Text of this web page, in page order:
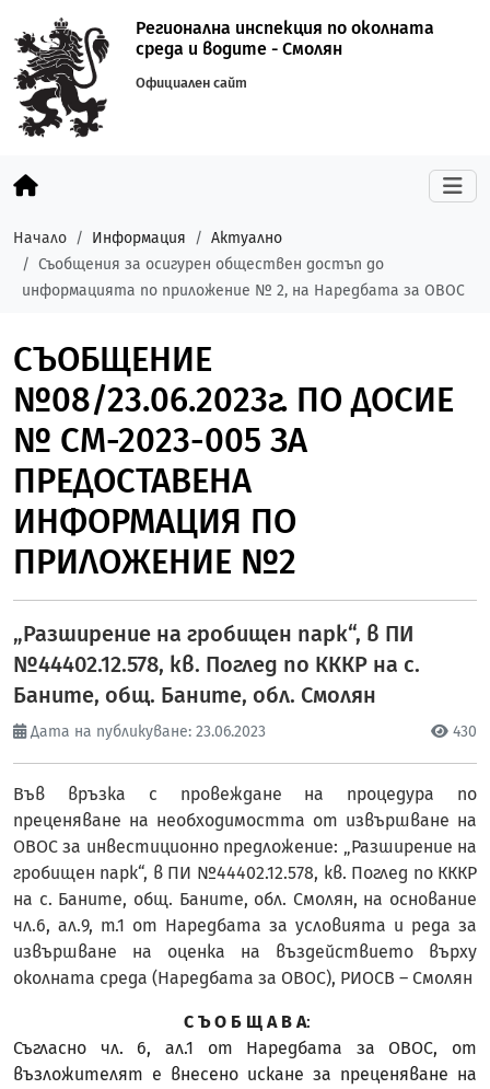
Регионална инспекция по околната
среда и водите - Смолян
Официален сайт
Начало Информация
Актуално
Съобщения за осигурен обществен достъп до
информацията по приложение № 2, на Наредбата за ОВОС
СЪОБЩЕНИЕ
№08/23.06.2023г. ПО ДОСИЕ
№ CM-2023-005 ЗА
ПРЕДОСТАВЕНА
ИНФОРМАЦИЯ ПО
ПРИЛОЖЕНИЕ №2
„Разширение на гробищен парк“, в ПИ
№44402.12.578, кв. Поглед по КККР на с.
Баните, общ. Баните, обл. Смолян
Дата на публикуване: 23.06.2023 430
Във връзка с провеждане на процедура по
преценяване на необходимостта от извършване на
ОВОС за инвестиционно предложение: „Разширение на
гробищен парк“, в ПИ №44402.12.578, кв. Поглед по КККР
на с. Баните, общ. Баните, обл. Смолян, на основание
чл.6, ал.9, т.1 от Наредбата за условията и реда за
извършване на оценка на въздействието върху
околната среда (Наредбата за ОВОС), РИОСВ – Смолян
С Ъ О Б Щ А В А:
Съгласно чл. 6, ал.1 от Наредбата за ОВОС, от
възложителят е внесено искане за преценяване на